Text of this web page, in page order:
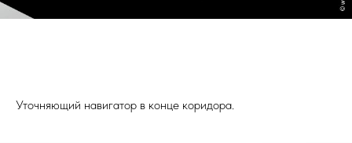
Уточняющий навигатор в конце коридора.